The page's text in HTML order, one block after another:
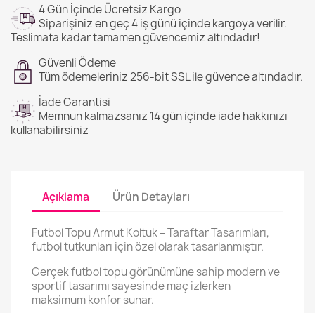
4 Gün İçinde Ücretsiz Kargo
Siparişiniz en geç 4 iş günü içinde kargoya verilir.
Teslimata kadar tamamen güvencemiz altındadır!
Güvenli Ödeme
Tüm ödemeleriniz 256-bit SSL ile güvence altındadır.
İade Garantisi
Memnun kalmazsanız 14 gün içinde iade hakkınızı
kullanabilirsiniz
Açıklama Ürün Detayları
Futbol Topu Armut Koltuk – Taraftar Tasarımları,
futbol tutkunları için özel olarak tasarlanmıştır.
Gerçek futbol topu görünümüne sahip modern ve
sportif tasarımı sayesinde maç izlerken
maksimum konfor sunar.